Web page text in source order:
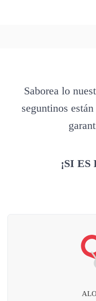
Saborea lo
seguntinos
¡SI